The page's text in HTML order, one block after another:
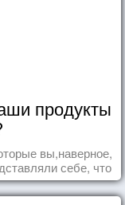
продукты
вы,наверное,
себе, что